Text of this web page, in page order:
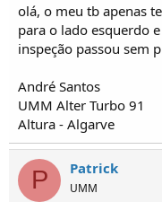
olá, o meu tb apenas
para o lado esquerdo
inspeção passou sem
André Santos
UMM Alter Turbo 91
Altura - Algarve
P Patrick
UMM